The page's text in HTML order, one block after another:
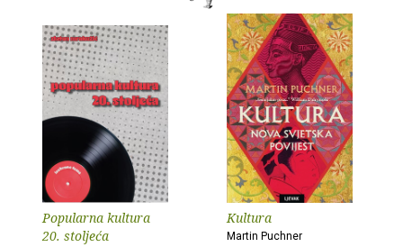
Popularna kultura
20. stoljeća
Kultura
Martin Puchner